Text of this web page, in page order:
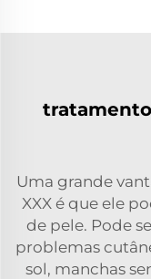
Uma grande
XXX é que ele
de pele. Pode
problemas
sol, manchas